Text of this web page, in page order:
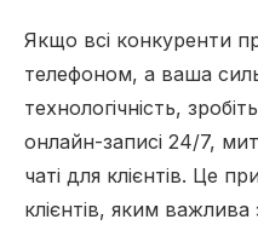
Якщо всі конкуренти
телефоном, а ваша
технологічність,
онлайн-записі 24/7,
чаті для клієнтів. Це
клієнтів, яким важлива